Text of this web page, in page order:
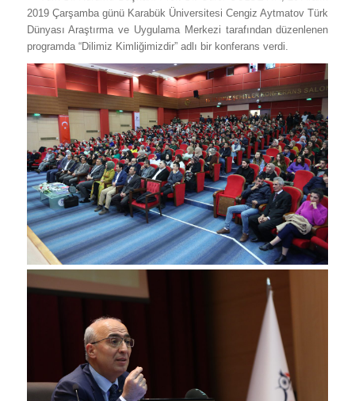
2019 Çarşamba günü Karabük Üniversitesi Cengiz Aytmatov Türk
Dünyası Araştırma ve Uygulama Merkezi tarafından düzenlenen
programda “Dilimiz Kimliğimizdir” adlı bir konferans verdi.